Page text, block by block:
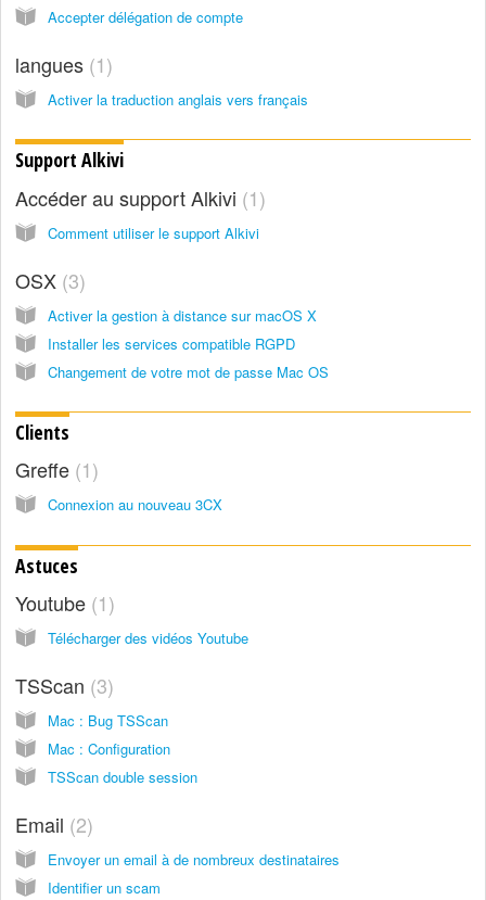
Accepter délégation de compte
langues 1
Activer la traduction anglais vers français
Support Alkivi
Accéder au support Alkivi 1
Comment utiliser le support Alkivi
OSX 3
Activer la gestion à distance sur macOS X
Installer les services compatible RGPD
Changement de votre mot de passe Mac OS
Clients
Greffe 1
Connexion au nouveau 3CX
Astuces
Youtube 1
Télécharger des vidéos Youtube
TSScan 3
Mac : Bug TSScan
Mac : Configuration
TSScan double session
Email 2
Envoyer un email à de nombreux destinataires
Identifier un scam